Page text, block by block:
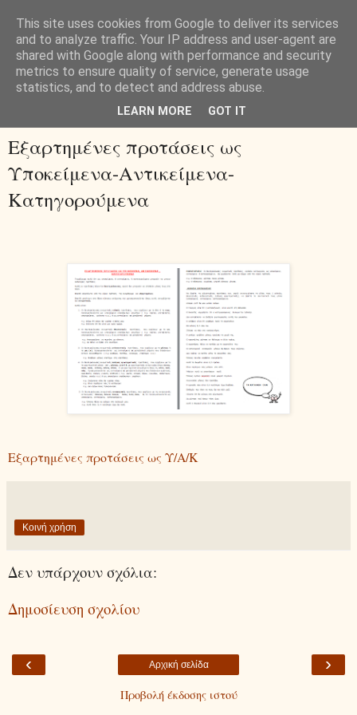
Εξαρτημένες προτάσεις ως
Υποκείμενα-Αντικείμενα-
Κατηγορούμενα
Εξαρτημένες προτάσεις ως Υ/Α/Κ
Κοινή χρήση
Δεν υπάρχουν σχόλια:
Δημοσίευση σχολίου
‹ ›
Αρχική σελίδα
Προβολή έκδοσης ιστού
This site uses cookies from Google to deliver its services
and to analyze traffic. Your IP address and user-agent are
shared with Google along with performance and security
metrics to ensure quality of service, generate usage
statistics, and to detect and address abuse.
LEARN MORE GOT IT